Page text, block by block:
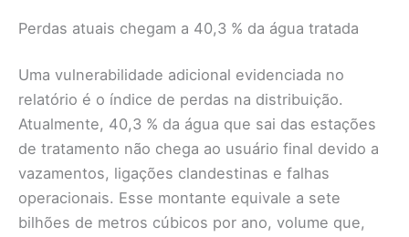
Perdas atuais chegam a 40,3 % da água tratada
Uma vulnerabilidade adicional evidenciada no
relatório é o índice de perdas na distribuição.
Atualmente, 40,3 % da água que sai das estações
de tratamento não chega ao usuário final devido a
vazamentos, ligações clandestinas e falhas
operacionais. Esse montante equivale a sete
bilhões de metros cúbicos por ano, volume que,